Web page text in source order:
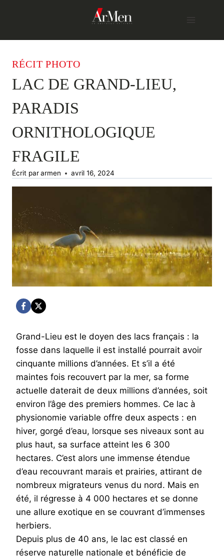
RÉCIT PHOTO
LAC DE GRAND-LIEU,
PARADIS
ORNITHOLOGIQUE
FRAGILE
Écrit pararmen avril 16, 2024
Grand-Lieu est le doyen des lacs français : la
fosse dans laquelle il est installé pourrait avoir
cinquante millions d’années. Et s’il a été
maintes fois recouvert par la mer, sa forme
actuelle daterait de deux millions d’années, soit
environ l’âge des premiers hommes. Ce lac à
physionomie variable offre deux aspects : en
hiver, gorgé d’eau, lorsque ses niveaux sont au
plus haut, sa surface atteint les 6 300
hectares. C’est alors une immense étendue
d’eau recouvrant marais et prairies, attirant de
nombreux migrateurs venus du nord. Mais en
été, il régresse à 4 000 hectares et se donne
une allure exotique en se couvrant d’immenses
herbiers.
Depuis plus de 40 ans, le lac est classé en
réserve naturelle nationale et bénéficie de